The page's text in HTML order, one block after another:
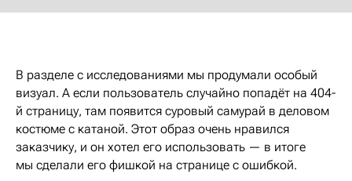
В разделе с исследованиями мы продумали особый
визуал. А если пользователь случайно попадёт на 404-
й страницу, там появится суровый самурай в деловом
костюме с катаной. Этот образ очень нравился
заказчику, и он хотел его использовать — в итоге
мы сделали его фишкой на странице с ошибкой.